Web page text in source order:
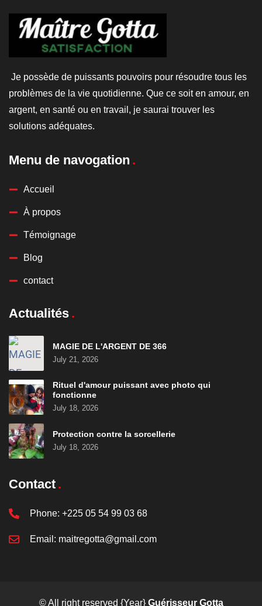
Je possède de puissants pouvoirs pour résoudre tous les
problèmes de la vie quotidienne. Que ce soit en amour, en
argent, en santé ou en travail, je saurai trouver les
solutions adéquates.
Menu de navogation
Accueil
À propos
Témoignage
Blog
contact
Actualités
MAGIE DE L'ARGENT DE 366
July 21, 2026
Rituel d'amour puissant avec photo qui
fonctionne
July 18, 2026
Protection contre la sorcellerie
July 18, 2026
Contact
Phone: +225 05 54 99 03 68
Email: maitregotta@gmail.com
© All right reserved {Year} Guérisseur Gotta